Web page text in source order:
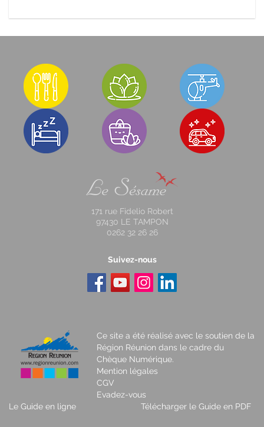
171 rue Fidelio Robert
97430 LE TAMPON
0262 32 26 26
Suivez-nous
Ce site a été réalisé avec le soutien de la
Région Réunion dans le cadre du
Chèque Numérique.
Mention légales
CGV
Evadez-vous
Le Guide en ligne
Télécharger le Guide en PDF